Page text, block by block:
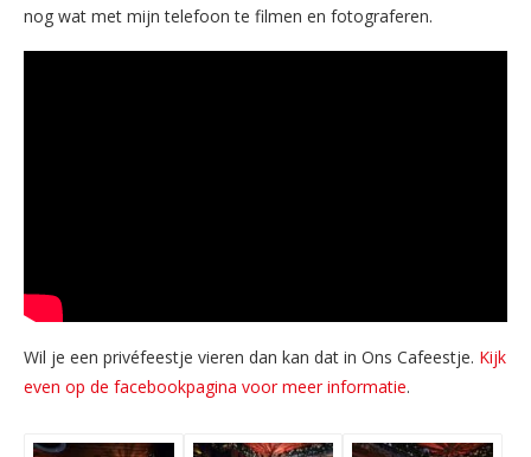
nog wat met mijn telefoon te filmen en fotograferen.
Wil je een privéfeestje vieren dan kan dat in Ons Cafeestje. Kijk
even op de facebookpagina voor meer informatie.